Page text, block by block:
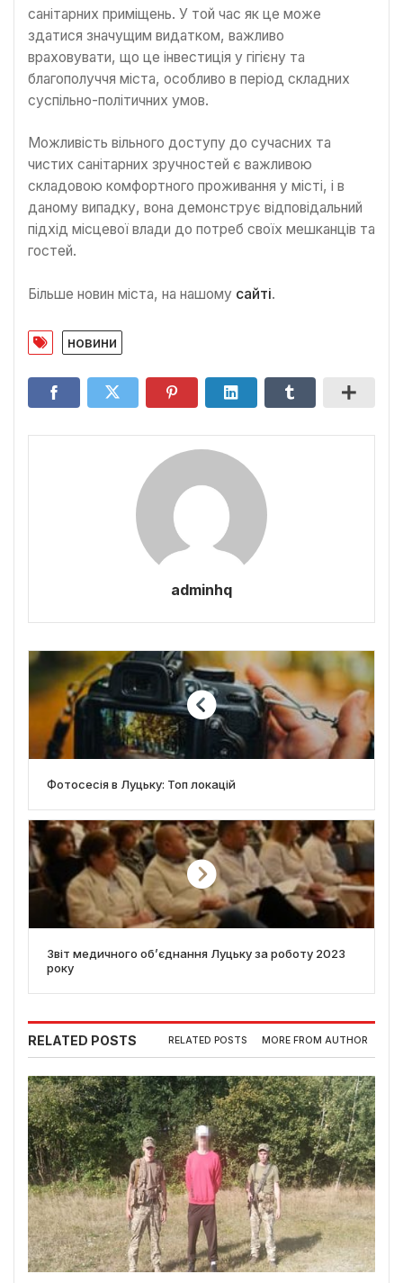
санітарних приміщень. У той час як це може
здатися значущим видатком, важливо
враховувати, що це інвестиція у гігієну та
благополуччя міста, особливо в період складних
суспільно-політичних умов.
Можливість вільного доступу до сучасних та
чистих санітарних зручностей є важливою
складовою комфортного проживання у місті, і в
даному випадку, вона демонструє відповідальний
підхід місцевої влади до потреб своїх мешканців та
гостей.
Більше новин міста, на нашому сайті.
новини
adminhq
Фотосесія в Луцьку: Топ локацій
Звіт медичного об’єднання Луцьку за роботу 2023
року
RELATED POSTS RELATED POSTS MORE FROM AUTHOR